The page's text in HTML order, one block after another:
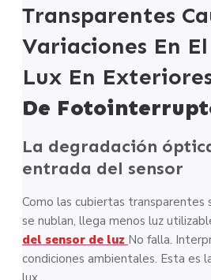
Transparentes
Variaciones En
Lux En
De
La degradación
entrada del sensor
Como las cubiertas transparentes
se nublan, llega menos luz
del sensor de luz No falla.
condiciones ambientales. Esta es